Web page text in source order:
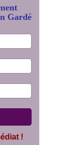
Gardé
!